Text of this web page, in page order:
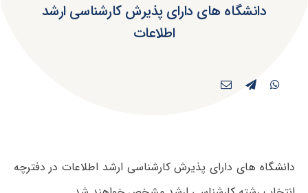
دانشگاه های دارای پذیرش کارشناسی ارشد
اطلاعات
دانشگاه های دارای پذیرش کارشناسی ارشد اطلاعات در دفترچه